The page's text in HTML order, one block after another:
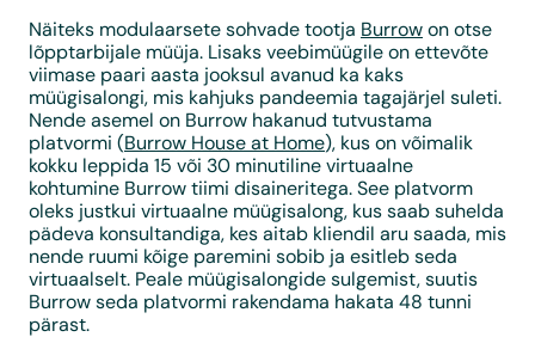
Näiteks modulaarsete sohvade tootja Burrow on otse
lõpptarbijale müüja. Lisaks veebimüügile on ettevõte
viimase paari aasta jooksul avanud ka kaks
müügisalongi, mis kahjuks pandeemia tagajärjel suleti.
Nende asemel on Burrow hakanud tutvustama
platvormi (Burrow House at Home), kus on võimalik
kokku leppida 15 või 30 minutiline virtuaalne
kohtumine Burrow tiimi disaineritega. See platvorm
oleks justkui virtuaalne müügisalong, kus saab suhelda
pädeva konsultandiga, kes aitab kliendil aru saada, mis
nende ruumi kõige paremini sobib ja esitleb seda
virtuaalselt. Peale müügisalongide sulgemist, suutis
Burrow seda platvormi rakendama hakata 48 tunni
pärast.